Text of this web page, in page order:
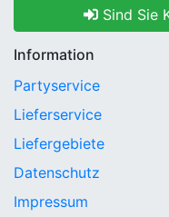
Sind Sie
Information
Partyservice
Lieferservice
Liefergebiete
Datenschutz
Impressum